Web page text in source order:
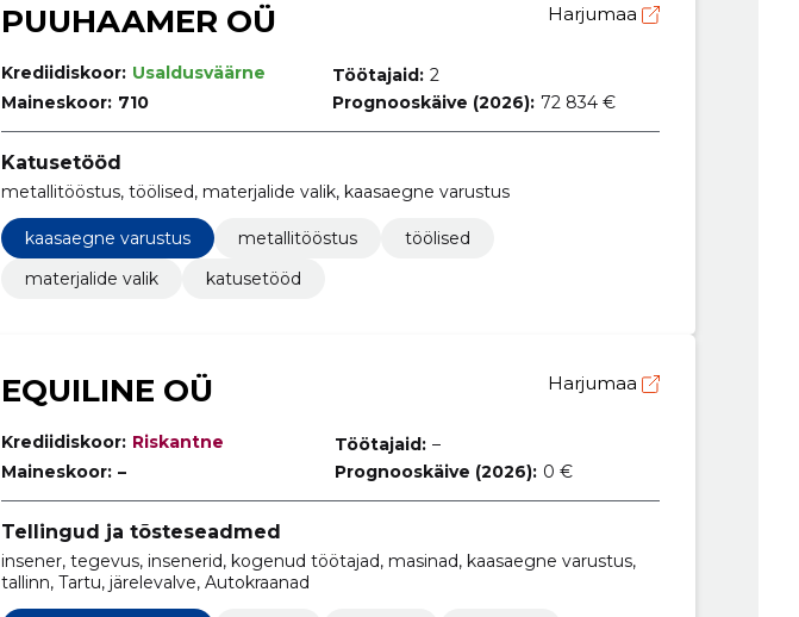
PUUHAAMER OÜ Harjumaa
Krediidiskoor: Usaldusväärne
Maineskoor: 710
Töötajaid: 2
Prognooskäive (2026): 72 834 €
Katusetööd
metallitööstus, töölised, materjalide valik, kaasaegne varustus
kaasaegne varustus metallitööstus
töölised
materjalide valik
katusetööd
EQUILINE OÜ Harjumaa
Krediidiskoor: Riskantne
Maineskoor: –
Töötajaid: –
Prognooskäive (2026): 0 €
Tellingud ja tõsteseadmed
insener, tegevus, insenerid, kogenud töötajad, masinad, kaasaegne varustus,
tallinn, Tartu, järelevalve, Autokraanad